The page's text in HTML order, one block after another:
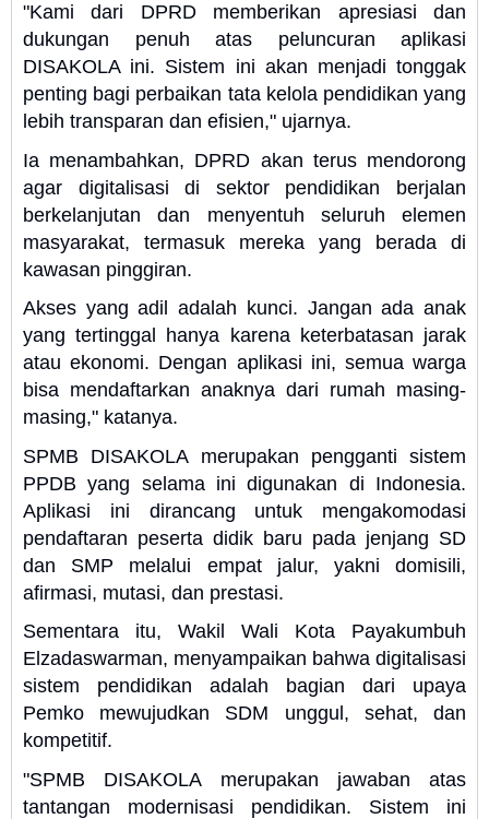
"Kami dari DPRD memberikan apresiasi dan
dukungan penuh atas peluncuran aplikasi
DISAKOLA ini. Sistem ini akan menjadi tonggak
penting bagi perbaikan tata kelola pendidikan yang
lebih transparan dan efisien," ujarnya.
Ia menambahkan, DPRD akan terus mendorong
agar digitalisasi di sektor pendidikan berjalan
berkelanjutan dan menyentuh seluruh elemen
masyarakat, termasuk mereka yang berada di
kawasan pinggiran.
Akses yang adil adalah kunci. Jangan ada anak
yang tertinggal hanya karena keterbatasan jarak
atau ekonomi. Dengan aplikasi ini, semua warga
bisa mendaftarkan anaknya dari rumah masing-
masing," katanya.
SPMB DISAKOLA merupakan pengganti sistem
PPDB yang selama ini digunakan di Indonesia.
Aplikasi ini dirancang untuk mengakomodasi
pendaftaran peserta didik baru pada jenjang SD
dan SMP melalui empat jalur, yakni domisili,
afirmasi, mutasi, dan prestasi.
Sementara itu, Wakil Wali Kota Payakumbuh
Elzadaswarman, menyampaikan bahwa digitalisasi
sistem pendidikan adalah bagian dari upaya
Pemko mewujudkan SDM unggul, sehat, dan
kompetitif.
"SPMB DISAKOLA merupakan jawaban atas
tantangan modernisasi pendidikan. Sistem ini